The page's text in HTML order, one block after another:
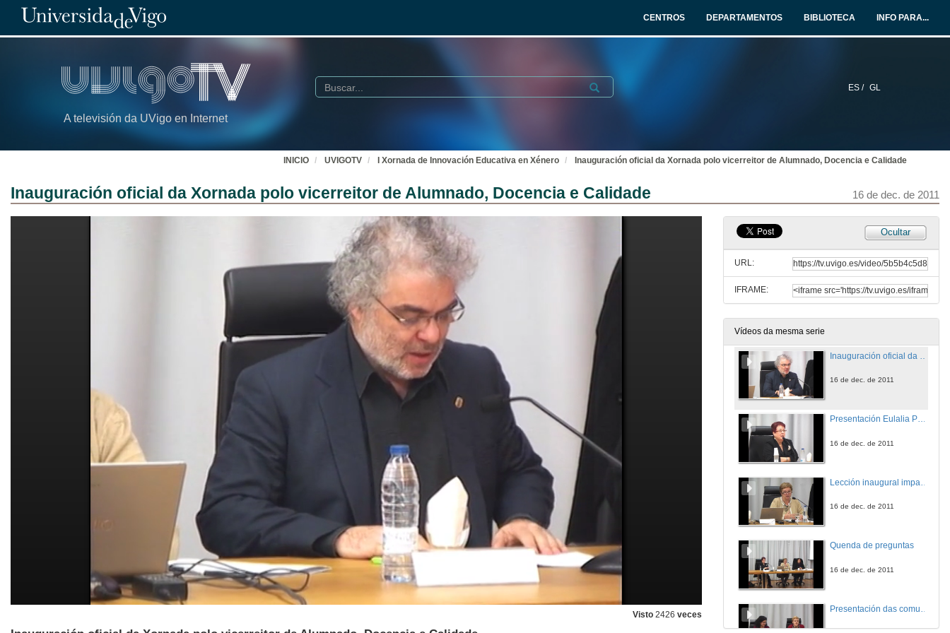
CENTROS DEPARTAMENTOS BIBLIOTECA INFO PARA...
A televisión da UVigo en Internet
ES / GL
Buscar Submit
INICIO UVIGOTV I Xornada de Innovación Educativa en Xénero Inauguración oficial da Xornada polo vicerreitor de Alumnado, Docencia e Calidade
Inauguración oficial da Xornada polo vicerreitor de Alumnado, Docencia e Calidade 16 de dec. de 2011
Visto 2426 veces
Ocultar
URL:
IFRAME:
Vídeos da mesma serie
Presentación
16 de dec. de 2011
16 de dec. de 2011
Presentación Eulalia Perez Sedeño
16 de dec. de 2011
16 de dec. de 2011
Quenda de preguntas
16 de dec. de 2011